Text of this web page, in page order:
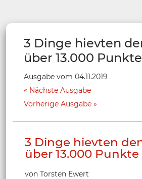
3 Dinge hievten
über 13.000 Punkte
Ausgabe vom 04.11.2019
Nächste Ausgabe
Vorherige Ausgabe
3 Dinge hievten
über 13.000 Punkte
von Torsten Ewert